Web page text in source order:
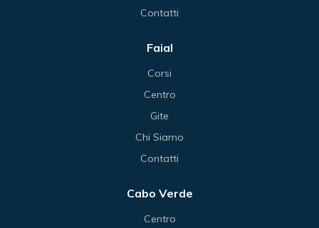
Contatti
Faial
Corsi
Centro
Gite
Chi Siamo
Contatti
Cabo Verde
Centro